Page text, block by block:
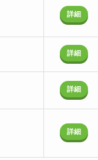
詳細
詳細
詳細
詳細